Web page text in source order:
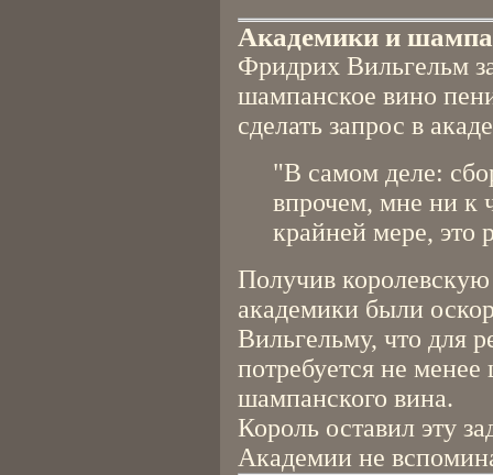
Академики и
Фридрих Вильгельм
шампанское вино
сделать запрос в
"В самом деле:
впрочем, мне ни к
крайней мере, это
Получив
академики были
Вильгельму, что для
потребуется не
шампанского вина.
Король оставил эту
Академии не